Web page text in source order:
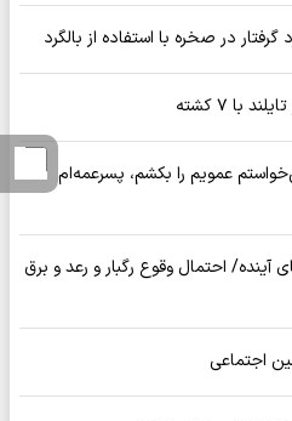
در صخره با استفاده از بالگرد
با ۷ کشته
عمویم را بکشم، پسرعمه‌ام
احتمال وقوع رگبار و رعد و برق
اجتماعی